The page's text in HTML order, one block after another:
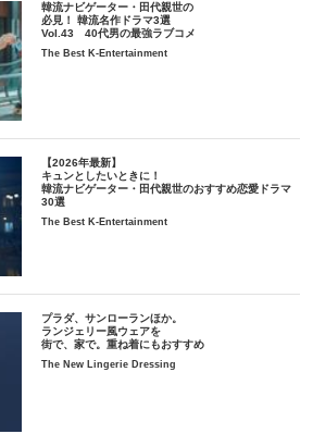
韓流ナビゲーター・田代親世の
必見！ 韓流名作ドラマ3選
Vol.43 40代男の最強ラブコメ
The Best K-Entertainment
【2026年最新】
キュンとしたいときに！
韓流ナビゲーター・田代親世のおすすめ恋愛ドラマ
30選
The Best K-Entertainment
プラダ、サンローランほか。
ランジェリー風ウェアを
街で、家で。重ね着にもおすすめ
The New Lingerie Dressing